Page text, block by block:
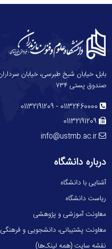
صندوق پستی ۷۳۴
01132460000
-
01132191209
01132191209
info@ustmb.ac.ir
درباره دانشگاه
آشنایی با دانشگاه
ریاست دانشگاه
معاونت آموزشی و پژوهشی
معاونت پشتیبانی، دانشجویی و فرهنگی
نقشه سایت (همه لینک‌ها)